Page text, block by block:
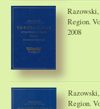
Region.
2008
Region.